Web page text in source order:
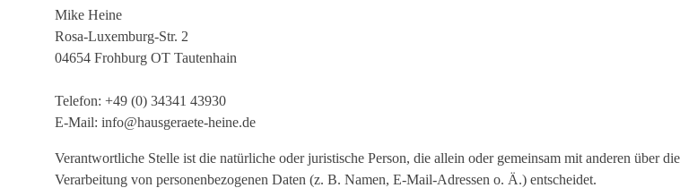
Mike Heine
Rosa-Luxemburg-Str. 2
04654 Frohburg OT Tautenhain
Telefon: +49 (0) 34341 43930
E-Mail: info@hausgeraete-heine.de
Verantwortliche Stelle ist die natürliche oder juristische Person, die allein oder gemeinsam mit anderen über
Verarbeitung von personenbezogenen Daten (z. B. Namen, E-Mail-Adressen o. Ä.) entscheidet.